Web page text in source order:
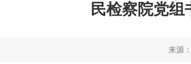
民检察院党
来源：